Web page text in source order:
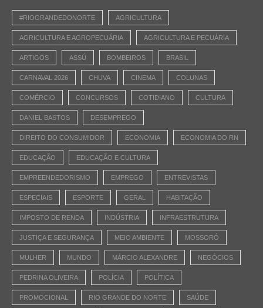
#RIOGRANDEDONORTE AGRICULTURA
AGRICULTURA E AGROPECUÁRIA AGRICULTURA E PECUÁRIA
ARTIGOS ASSÚ BOMBEIROS BRASIL
CARNAVAL 2026 CHUVA CINEMA COLUNAS
COMÉRCIO CONCURSOS COTIDIANO CULTURA
DANIEL BASTOS DESEMPREGO
DIREITO DO CONSUMIDOR ECONOMIA ECONOMIA DO RN
EDUCAÇÃO EDUCAÇÃO E CULTURA
EMPREENDEDORISMO EMPREGO ENTREVISTAS
ESPECIAIS ESPORTE GERAL HABITAÇÃO
IMPOSTO DE RENDA INDÚSTRIA INFRAESTRUTURA
JUSTIÇA E SEGURANÇA MEIO AMBIENTE MOSSORÓ
MULHER MUNDO MÁRCIO ALEXANDRE NEGÓCIOS
PEDRINA OLIVEIRA POLÍCIA POLÍTICA
PROMOCIONAL RIO GRANDE DO NORTE SAÚDE